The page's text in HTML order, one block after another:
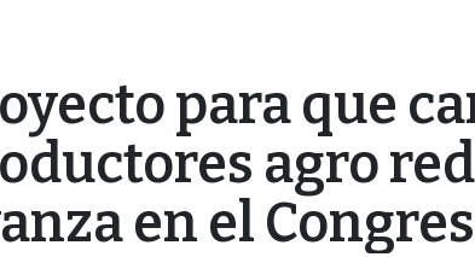
para que
agro
en el